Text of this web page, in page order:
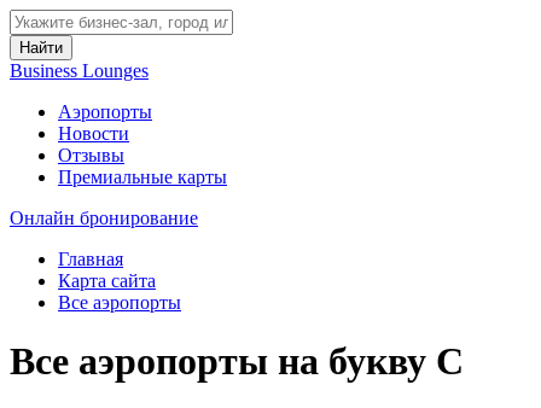
Найти
Business Lounges
Аэропорты
Новости
Отзывы
Премиальные карты
Онлайн бронирование
Главная
Карта сайта
Все аэропорты
Все аэропорты на букву С